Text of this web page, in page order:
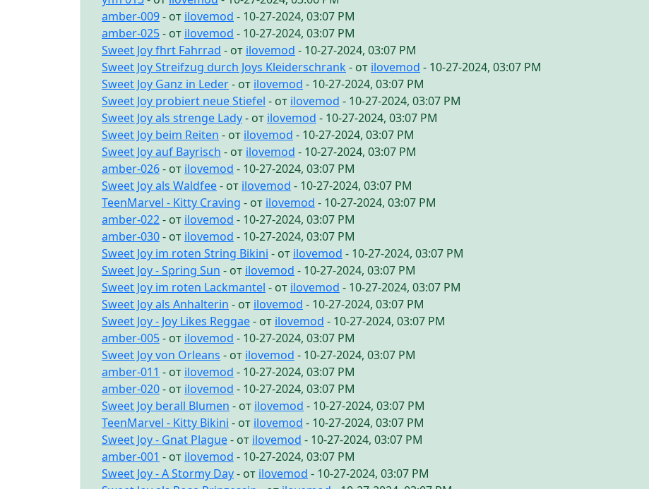
amber-009- от ilovemod - 10-27-2024, 03:07 PM
amber-025- от ilovemod - 10-27-2024, 03:07 PM
Sweet Joy fhrt Fahrrad - от ilovemod - 10-27-2024, 03:07 PM
Sweet Joy Streifzug durch Joys Kleiderschrank - от ilovemod - 10-27-2024, 03:07 PM
Sweet Joy Ganz in Leder- от ilovemod - 10-27-2024, 03:07 PM
Sweet Joy probiert neue Stiefel - от ilovemod - 10-27-2024, 03:07 PM
Sweet Joy als strenge Lady- от ilovemod - 10-27-2024, 03:07 PM
Sweet Joy beim Reiten - от ilovemod - 10-27-2024, 03:07 PM
Sweet Joy auf Bayrisch - от ilovemod - 10-27-2024, 03:07 PM
amber-026- от ilovemod - 10-27-2024, 03:07 PM
Sweet Joy als Waldfee- от ilovemod - 10-27-2024, 03:07 PM
TeenMarvel - Kitty Craving - от ilovemod - 10-27-2024, 03:07 PM
amber-022- от ilovemod - 10-27-2024, 03:07 PM
amber-030- от ilovemod - 10-27-2024, 03:07 PM
Sweet Joy im roten String Bikini - от ilovemod - 10-27-2024, 03:07 PM
Sweet Joy - Spring Sun - от ilovemod - 10-27-2024, 03:07 PM
Sweet Joy im roten Lackmantel - от ilovemod - 10-27-2024, 03:07 PM
Sweet Joy als Anhalterin - от ilovemod - 10-27-2024, 03:07 PM
Sweet Joy - Joy Likes Reggae- от ilovemod - 10-27-2024, 03:07 PM
amber-005- от ilovemod - 10-27-2024, 03:07 PM
Sweet Joy von Orleans - от ilovemod - 10-27-2024, 03:07 PM
amber-011 - от ilovemod - 10-27-2024, 03:07 PM
amber-020- от ilovemod - 10-27-2024, 03:07 PM
Sweet Joy berall Blumen - от ilovemod - 10-27-2024, 03:07 PM
TeenMarvel - Kitty Bikini - от ilovemod - 10-27-2024, 03:07 PM
Sweet Joy - Gnat Plague- от ilovemod - 10-27-2024, 03:07 PM
amber-001 - от ilovemod - 10-27-2024, 03:07 PM
Sweet Joy - A Stormy Day- от ilovemod - 10-27-2024, 03:07 PM